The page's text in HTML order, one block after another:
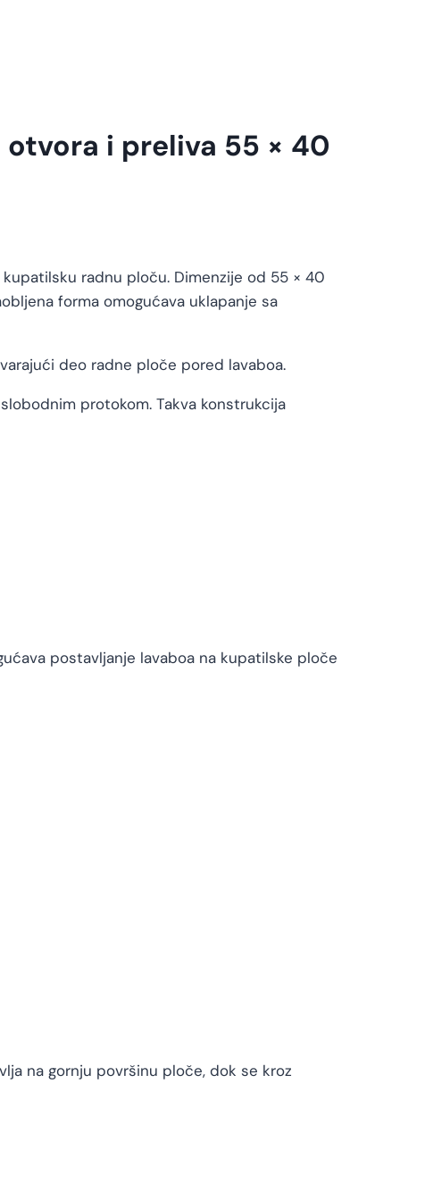
i preliva 55 × 40
radnu ploču. Dimenzije od 55 × 40
forma omogućava uklapanje sa
deo radne ploče pored lavaboa.
protokom. Takva konstrukcija
postavljanje lavaboa na kupatilske ploče
na gornju površinu ploče, dok se kroz